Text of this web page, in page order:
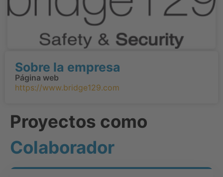
Proyectos como
Colaborador
Sobre la empresa
Página web
https://www.bridge129.com